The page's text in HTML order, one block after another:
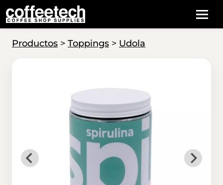
Productos > Toppings > Udola